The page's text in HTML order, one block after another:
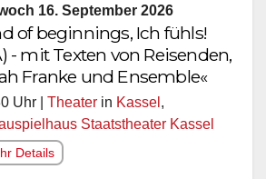
16. September 2026
of beginnings, Ich fühls!
- mit Texten von Reisenden,
Franke und Ensemble«
Uhr | Theater in Kassel ,
Staatstheater Kassel
Details